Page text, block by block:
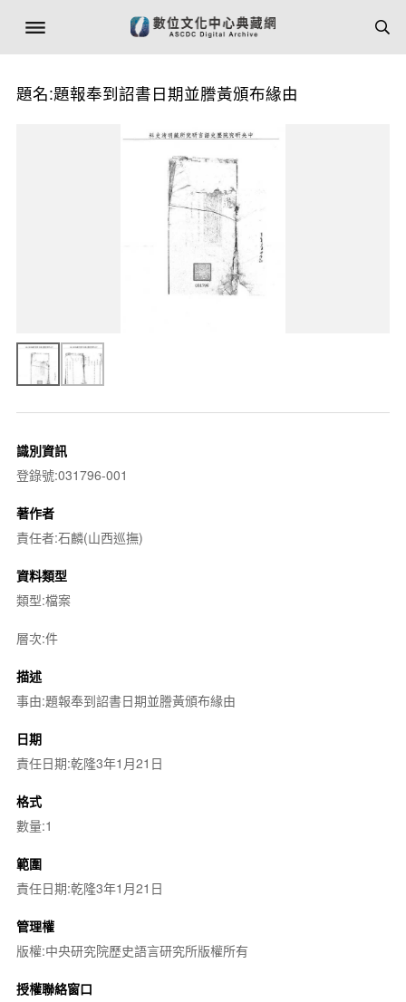
題名:題報奉到詔書日期並謄黃頒布緣由
識別資訊
登錄號:031796-001
著作者
責任者:石麟(山西巡撫)
資料類型
類型:檔案
層次:件
描述
事由:題報奉到詔書日期並謄黃頒布緣由
日期
責任日期:乾隆3年1月21日
格式
數量:1
範圍
責任日期:乾隆3年1月21日
管理權
版權:中央研究院歷史語言研究所版權所有
授權聯絡窗口